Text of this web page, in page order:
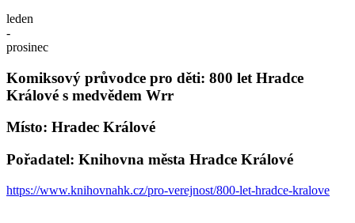
leden
-
prosinec
Komiksový průvodce pro děti: 800 let Hradce
Králové s medvědem Wrr
Místo: Hradec Králové
Pořadatel: Knihovna města Hradce Králové
https://www.knihovnahk.cz/pro-verejnost/800-let-hradce-kralove